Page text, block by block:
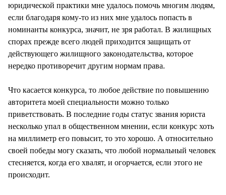
юридической практики мне удалось помочь многим людям,
если благодаря кому-то из них мне удалось попасть в
номинанты конкурса, значит, не зря работал. В жилищных
спорах прежде всего людей приходится защищать от
действующего жилищного законодательства, которое
нередко противоречит другим нормам права.
Что касается конкурса, то любое действие по повышению
авторитета моей специальности можно только
приветствовать. В последние годы статус звания юриста
несколько упал в общественном мнении, если конкурс хоть
на миллиметр его повысит, то это хорошо. А относительно
своей победы могу сказать, что любой нормальный человек
стесняется, когда его хвалят, и огорчается, если этого не
происходит.